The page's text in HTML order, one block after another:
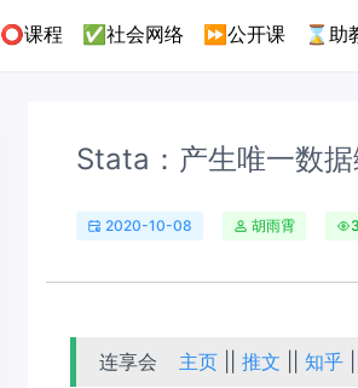
⭕课程 ✅社会网络 ⏩公开课 ⌛助
Stata：产生唯一数
2020-10-08 胡雨霄
连享会 主页 ||推文 ||知乎